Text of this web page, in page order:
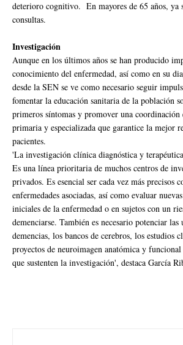
deterioro cognitivo. En mayores de 65 años, ya
consultas.
Investigación
Aunque en los últimos años se han producido
conocimiento del enfermedad, así como en su
desde la SEN se ve como necesario seguir
fomentar la educación sanitaria de la población
primeros síntomas y promover una coordinación
primaria y especializada que garantice la mejor
pacientes.
'La investigación clínica diagnóstica y
Es una línea prioritaria de muchos centros de
privados. Es esencial ser cada vez más precisos
enfermedades asociadas, así como evaluar
iniciales de la enfermedad o en sujetos con un
demenciarse. También es necesario potenciar las
demencias, los bancos de cerebros, los estudios
proyectos de neuroimagen anatómica y
que sustenten la investigación', destaca García